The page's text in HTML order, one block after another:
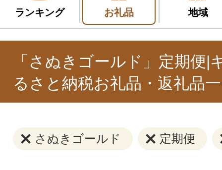
ランキング お礼品 地域
「さぬきゴールド」定期便|
るさと納税お礼品・返礼品
さぬきゴールド 定期便